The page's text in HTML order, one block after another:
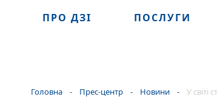
ПРО ДЗІ ПОСЛУГИ
Головна - Прес-центр - Новини - У світі